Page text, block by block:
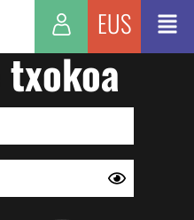
EUS